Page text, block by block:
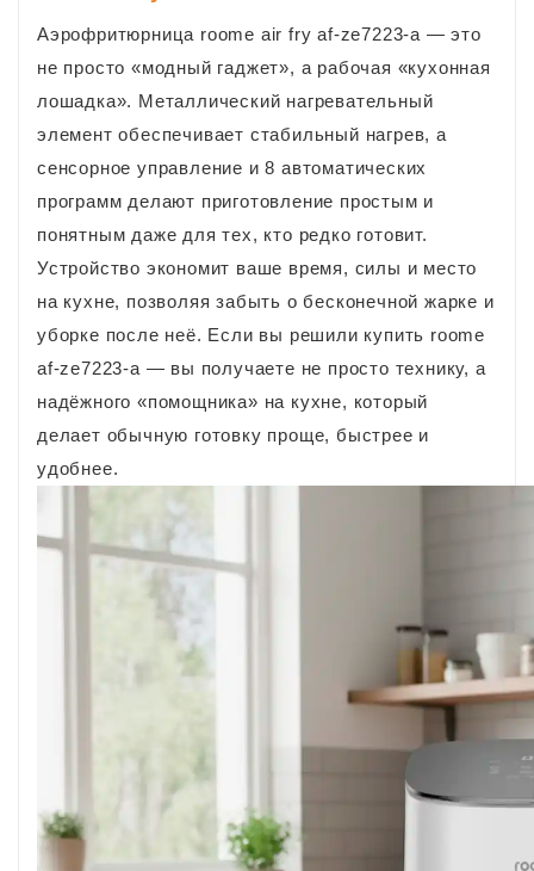
Аэрофритюрница roome air fry af‑ze7223-a — это
не просто «модный гаджет», а рабочая «кухонная
лошадка». Металлический нагревательный
элемент обеспечивает стабильный нагрев, а
сенсорное управление и 8 автоматических
программ делают приготовление простым и
понятным даже для тех, кто редко готовит.
Устройство экономит ваше время, силы и место
на кухне, позволяя забыть о бесконечной жарке и
уборке после неё. Если вы решили купить roome
af‑ze7223-a — вы получаете не просто технику, а
надёжного «помощника» на кухне, который
делает обычную готовку проще, быстрее и
удобнее.